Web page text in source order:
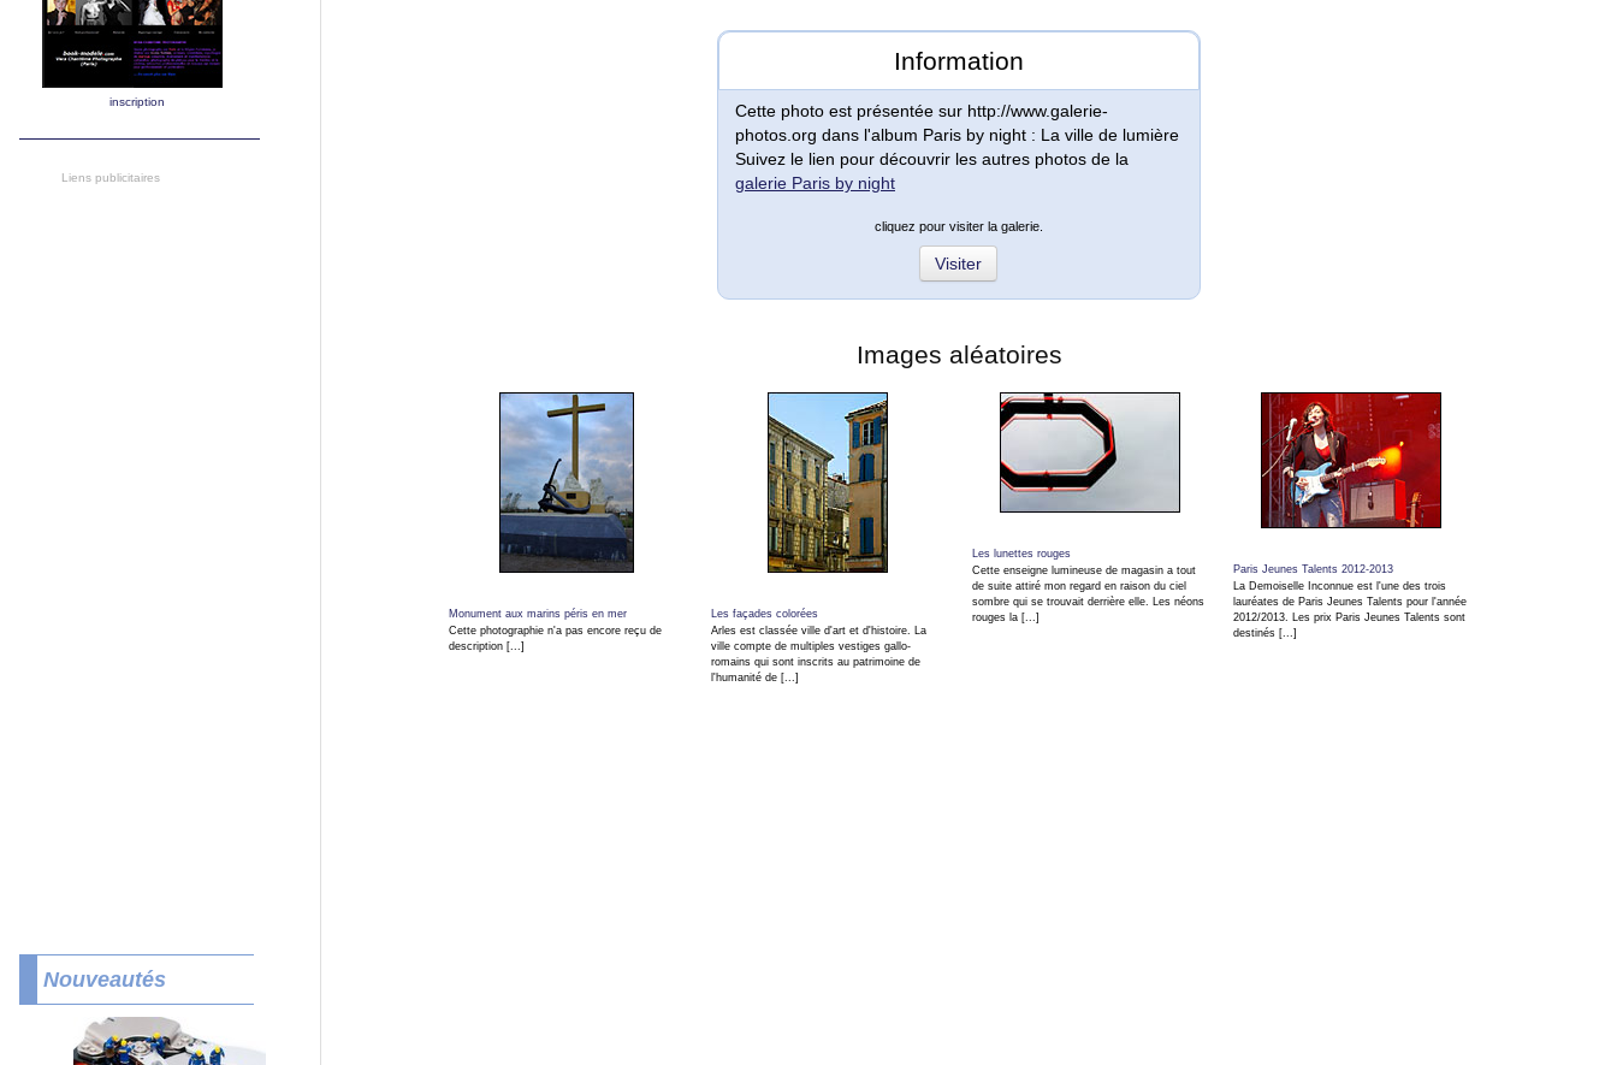
inscription
Liens publicitaires
Nouveautés
Information
Cette photo est présentée sur http://www.galerie-
photos.org dans l'album Paris by night : La ville de lumière
Suivez le lien pour découvrir les autres photos de la
galerie Paris by night
cliquez pour visiter la galerie.
Visiter
Images aléatoires
Monument aux marins péris en mer
Cette photographie n'a pas encore reçu de
description [...]
Les façades colorées
Arles est classée ville d'art et d'histoire. La
ville compte de multiples vestiges gallo-
romains qui sont inscrits au patrimoine de
l'humanité de [...]
Les lunettes rouges
Cette enseigne lumineuse de magasin a tout
de suite attiré mon regard en raison du ciel
sombre qui se trouvait derrière elle. Les néons
rouges la [...]
Paris Jeunes Talents 2012-2013
La Demoiselle Inconnue est l'une des trois
lauréates de Paris Jeunes Talents pour l'année
2012/2013. Les prix Paris Jeunes Talents sont
destinés [...]